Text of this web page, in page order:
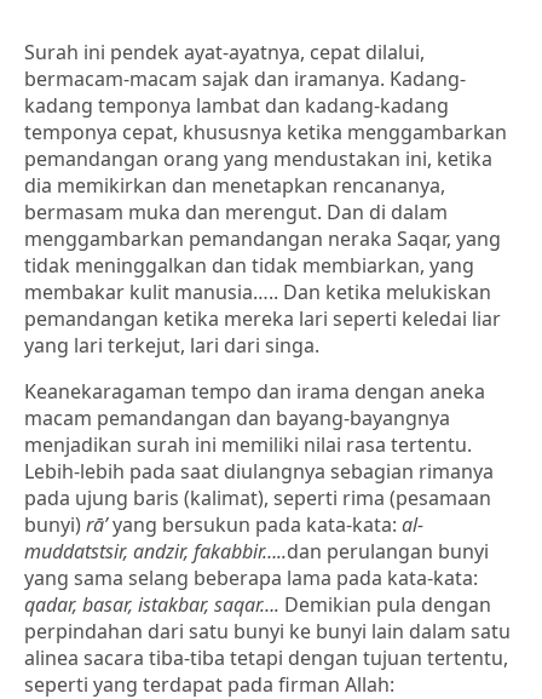
Surah ini pendek ayat-ayatnya, cepat dilalui,
bermacam-macam sajak dan iramanya. Kadang-
kadang temponya lambat dan kadang-kadang
temponya cepat, khususnya ketika menggambarkan
pemandangan orang yang mendustakan ini, ketika
dia memikirkan dan menetapkan rencananya,
bermasam muka dan merengut. Dan di dalam
menggambarkan pemandangan neraka Saqar, yang
tidak meninggalkan dan tidak membiarkan, yang
membakar kulit manusia….. Dan ketika melukiskan
pemandangan ketika mereka lari seperti keledai liar
yang lari terkejut, lari dari singa.
Keanekaragaman tempo dan irama dengan aneka
macam pemandangan dan bayang-bayangnya
menjadikan surah ini memiliki nilai rasa tertentu.
Lebih-lebih pada saat diulangnya sebagian rimanya
pada ujung baris (kalimat), seperti rima (pesamaan
bunyi)rā’yang bersukun pada kata-kata: al-
muddatstsir, andzir, fakabbir…..dan perulangan bunyi
yang sama selang beberapa lama pada kata-kata:
qadar, basar, istakbar, saqar…. Demikian pula dengan
perpindahan dari satu bunyi ke bunyi lain dalam satu
alinea sacara tiba-tiba tetapi dengan tujuan tertentu,
seperti yang terdapat pada firman Allah: